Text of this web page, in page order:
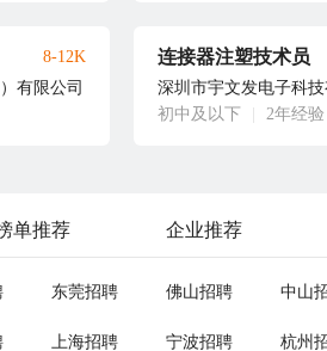
有限公司
8-12K 连接器注塑技术员
深圳市宇文发电子科
初中及以下
2年经验
单推荐 企业推荐
东莞招聘 佛山招聘 中山
上海招聘 宁波招聘 杭州